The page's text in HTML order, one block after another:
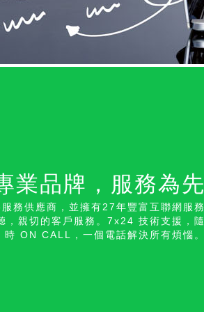
業品牌，服務為先
務供應商，並擁有27年豐富互聯網服務
，親切的客戶服務。7x24 技術支援，隨
時 ON CALL，一個電話解決所有煩惱。